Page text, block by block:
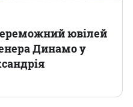
ювілей
Динамо у